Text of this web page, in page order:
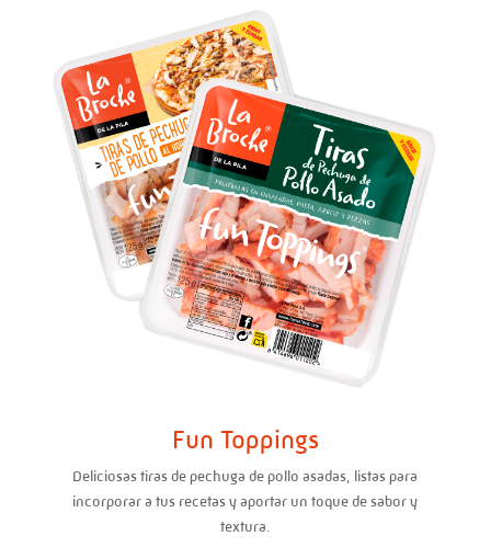
Fun Toppings
Deliciosas tiras de pechuga de pollo asadas, listas para
incorporar a tus recetas y aportar un toque de sabor y
textura.